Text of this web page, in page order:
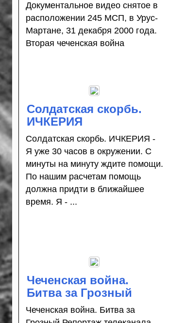
Документальное видео снятое в
расположении 245 МСП, в Урус-
Мартане, 31 декабря 2000 года.
Вторая чеченская война
Солдатская скорбь.
ИЧКЕРИЯ
Солдатская скорбь. ИЧКЕРИЯ -
Я уже 30 часов в окружении. С
минуты на минуту ждите помощи.
По нашим расчетам помощь
должна придти в ближайшее
время. Я - ...
Чеченская война.
Битва за Грозный
Чеченская война. Битва за